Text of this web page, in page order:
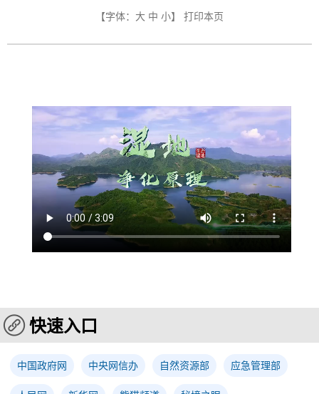
【字体： 大 中 小】 打印本页
快速入口
中国政府网 中央网信办 自然资源部 应急管理部